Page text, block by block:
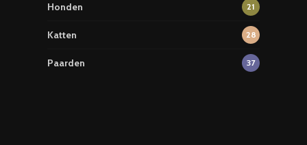
Honden 21
Katten 28
Paarden 37